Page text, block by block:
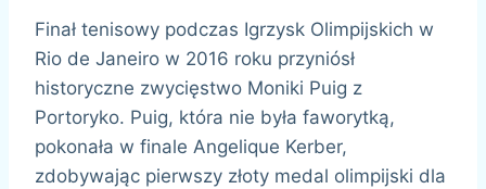
Finał tenisowy podczas Igrzysk Olimpijskich w
Rio de Janeiro w 2016 roku przyniósł
historyczne zwycięstwo Moniki Puig z
Portoryko. Puig, która nie była faworytką,
pokonała w finale Angelique Kerber,
zdobywając pierwszy złoty medal olimpijski dla